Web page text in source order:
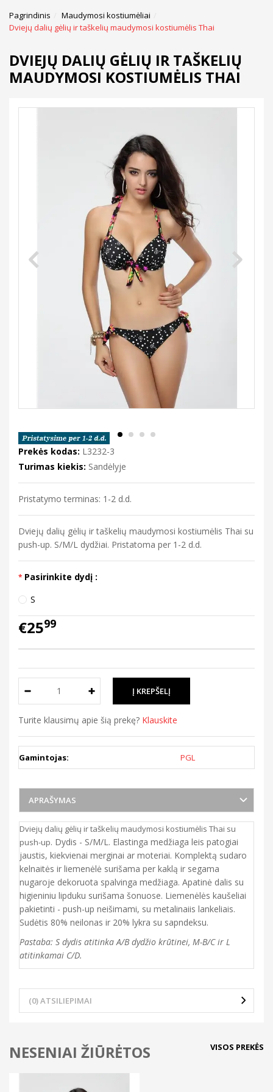
Pagrindinis
Maudymosi kostiumėliai
Dviejų dalių gėlių ir taškelių maudymosi kostiumėlis Thai
DVIEJŲ DALIŲ GĖLIŲ IR TAŠKELIŲ
MAUDYMOSI KOSTIUMĖLIS THAI
Prekės kodas: L3232-3
Turimas kiekis: Sandėlyje
Pristatymo terminas: 1-2 d.d.
Dviejų dalių gėlių ir taškelių maudymosi kostiumėlis Thai su
push-up. S/M/L dydžiai. Pristatoma per 1-2 d.d.
Pasirinkite dydį :
S
€2599
Turite klausimų apie šią prekę? Klauskite
Gamintojas: PGL
APRAŠYMAS
Dviejų dalių gėlių ir taškelių maudymosi kostiumėlis Thai su
push-up. Dydis - S/M/L. Elastinga medžiaga leis patogiai
jaustis, kiekvienai merginai ar moteriai. Komplektą sudaro
kelnaitės ir liemenėlė surišama per kaklą ir segama
nugaroje dekoruota spalvinga medžiaga. Apatinė dalis su
higieniniu lipduku surišama šonuose. Liemenėlės kaušeliai
pakietinti - push-up neišimami, su metalinaiis lankeliais.
Sudėtis 80% neilonas ir 20% lykra su sapndeksu.
Pastaba: S dydis atitinka A/B dydžio krūtinei, M-B/C ir L
atitinkamai C/D.
(0) ATSILIEPIMAI
NESENIAI ŽIŪRĖTOS VISOS PREKĖS